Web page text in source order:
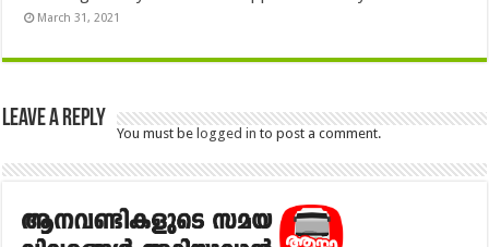
March 31, 2021
Leave a Reply
You must be logged in to post a comment.